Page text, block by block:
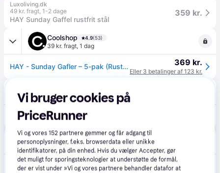
Luxoliving.dk
49 kr. fragt, 1-2 dage
HAY Sunday Gaffel rustfrit stål
359 kr.
Coolshop 4.9(53)
39 kr. fragt, 1 dag
HAY - Sunday Gafler – 5-pak (Rustfrit Stål) - Klar til levering - Prismatch - Steel 369 kr.
Eller 3 betalinger af 123 kr.
110 kr. fragt,4-5 dage
HAY Sunday Cutlery (Set of 5)
KitchenOne
49 kr. fragt
Hay Sunday gaffel, 5-pak, rostfritt stål 449 kr.
Vi bruger cookies på
PriceRunner
Vi og vores152 partnere gemmer og får adgang til
personoplysninger, f.eks. browserdata eller unikke
identifikatorer, på din enhed. Hvis du vælger Accepter, gør
det muligt for sporingsteknologier at understøtte de formål,
der er vist under »Vi og vores partnere behandler datafor at